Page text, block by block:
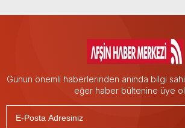
Günün önemli haberlerinden anında bilgi
eğer haber bültenine üye